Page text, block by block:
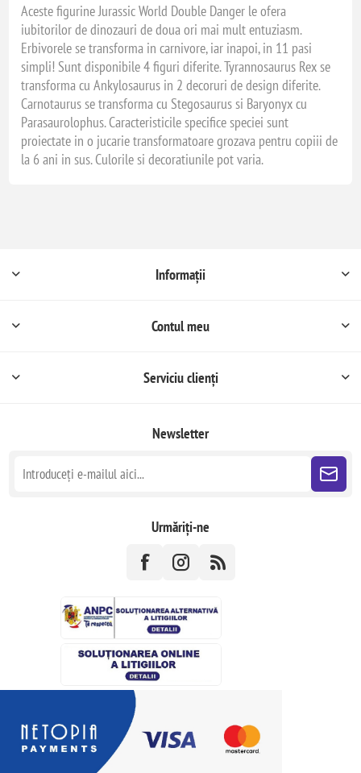
Aceste figurine Jurassic World Double Danger le ofera
iubitorilor de dinozauri de doua ori mai mult entuziasm.
Erbivorele se transforma in carnivore, iar inapoi, in 11 pasi
simpli! Sunt disponibile 4 figuri diferite. Tyrannosaurus Rex se
transforma cu Ankylosaurus in 2 decoruri de design diferite.
Carnotaurus se transforma cu Stegosaurus si Baryonyx cu
Parasaurolophus. Caracteristicile specifice speciei sunt
proiectate in o jucarie transformatoare grozava pentru copiii de
la 6 ani in sus. Culorile si decoratiunile pot varia.
Informații
Contul meu
Serviciu clienți
Newsletter
Urmăriți-ne